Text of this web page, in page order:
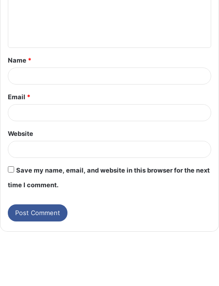
Name *
Email *
Website
Save my name, email, and website in this browser for the next
time I comment.